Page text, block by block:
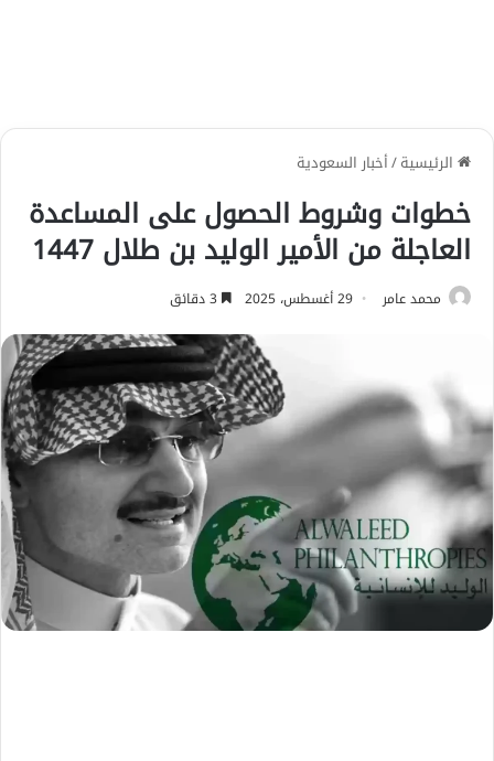
الرئيسية/أخبار السعودية
خطوات وشروط الحصول على المساعدة
العاجلة من الأمير الوليد بن طلال 1447
محمد عامر 29 أغسطس، 2025